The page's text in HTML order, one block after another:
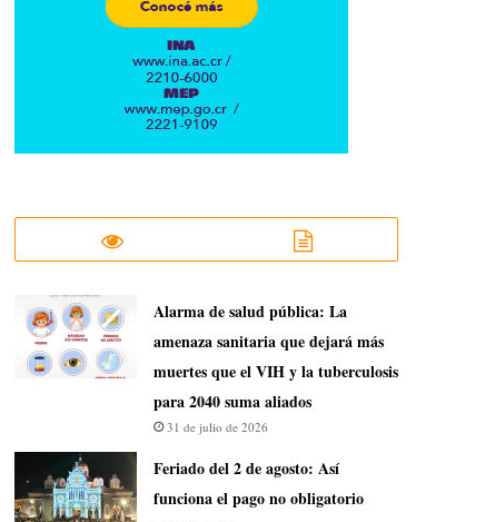
​Alarma de salud pública: La
amenaza sanitaria que dejará más
muertes que el VIH y la tuberculosis
para 2040 suma aliados
31 de julio de 2026
Feriado del 2 de agosto: Así
funciona el pago no obligatorio